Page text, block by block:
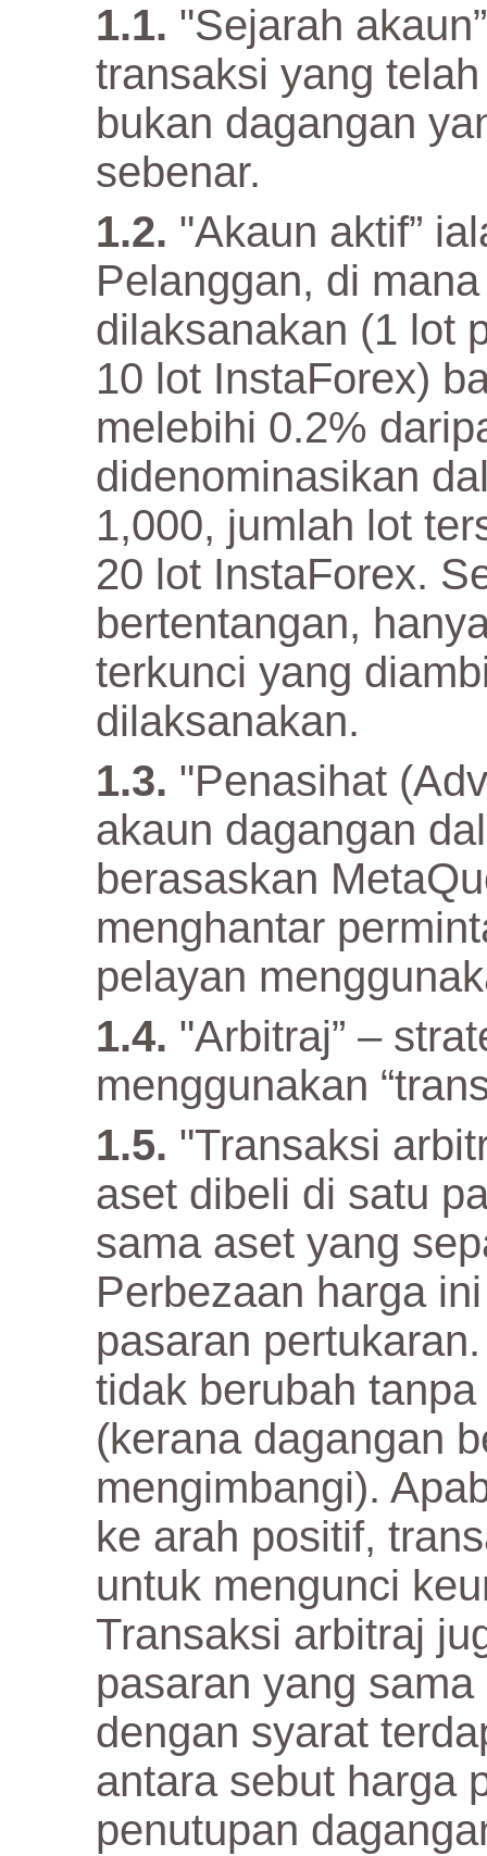
"Sejarah
transaksi yang
bukan dagangan
sebenar.
"Akaun aktif”
Pelanggan, di
dilaksanakan (1 lot
10 lot InstaForex)
melebihi 0.2%
didenominasikan
1,000, jumlah lot
20 lot InstaForex.
bertentangan,
terkunci yang
dilaksanakan.
"Penasihat
akaun dagangan
berasaskan
menghantar
pelayan
"Arbitraj” –
menggunakan
"Transaksi
aset dibeli di satu
sama aset yang
Perbezaan harga
pasaran
tidak berubah
(kerana dagangan
mengimbangi).
ke arah positif,
untuk mengunci
Transaksi arbitraj
pasaran yang
dengan syarat
antara sebut harga
penutupan